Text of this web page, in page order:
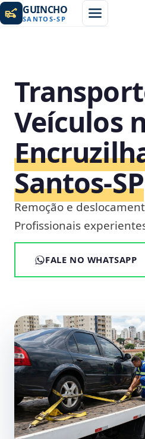
GUINCHO
SANTOS-SP
Veículos
Santos‑SP
Remoção e
Profissionais
FALE NO WHATSAPP